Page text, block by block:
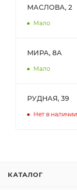
МАСЛОВА, 2
Мало
МИРА, 8А
Мало
РУДНАЯ, 39
Нет в наличии
КАТАЛОГ